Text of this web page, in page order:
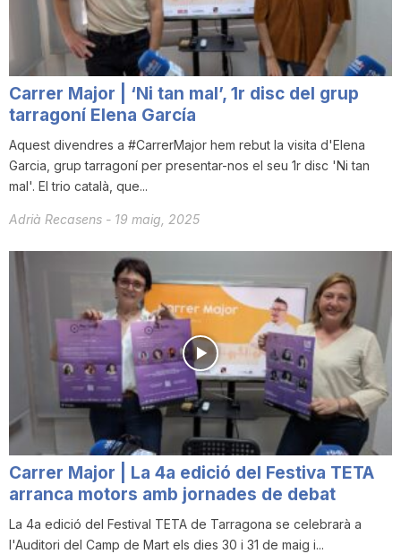
Carrer Major | ‘Ni tan mal’, 1r disc del grup
tarragoní Elena García
Aquest divendres a #CarrerMajor hem rebut la visita d'Elena
Garcia, grup tarragoní per presentar-nos el seu 1r disc 'Ni tan
mal'. El trio català, que...
Adrià Recasens - 19 maig, 2025
Carrer Major | La 4a edició del Festiva TETA
arranca motors amb jornades de debat
La 4a edició del Festival TETA de Tarragona se celebrarà a
l'Auditori del Camp de Mart els dies 30 i 31 de maig i...